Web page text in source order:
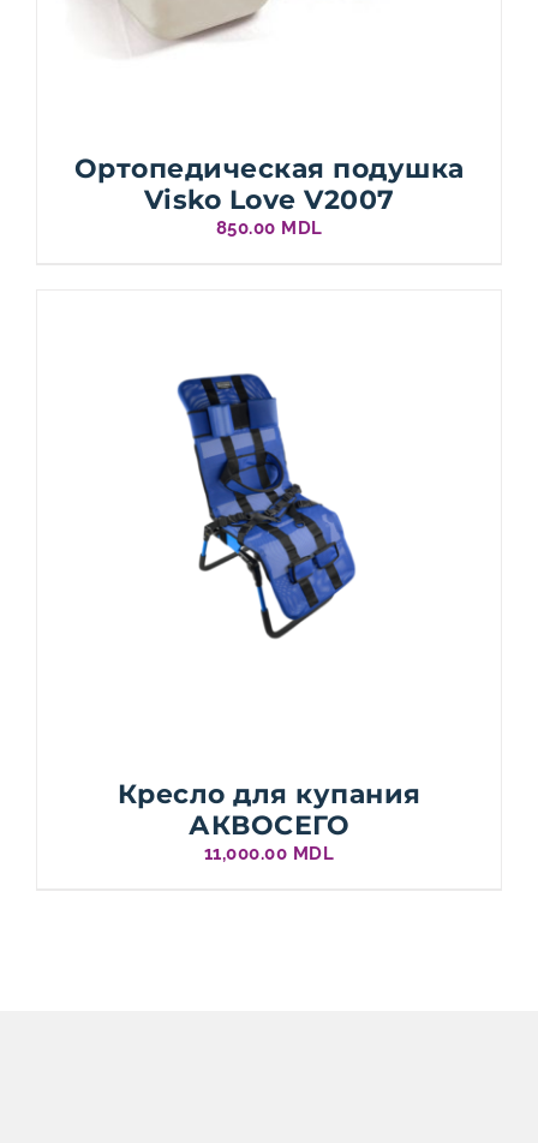
Ортопедическая подушка
Visko Love V2007
850.00 MDL
Кресло для купания
АКВОСЕГО
11,000.00 MDL